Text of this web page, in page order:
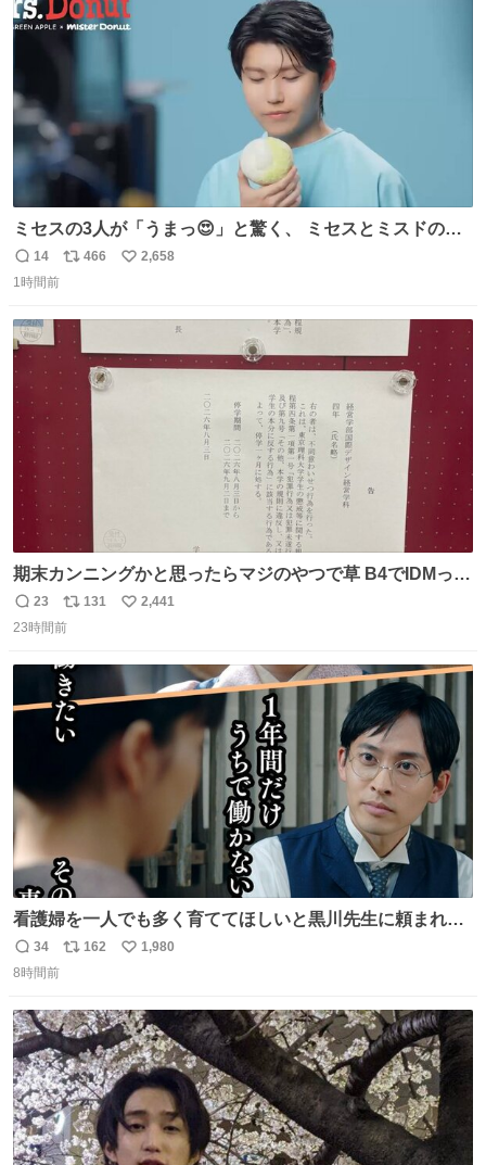
数
ミセスの3人が「うまっ😍」と驚く、 ミセスとミスドのコ
ラボドーナツ🍏🍩 その味わいとは....！？ 『Mrs.
返
信
14
リ
数
466
い
2,658
1時間前
期末カンニングかと思ったらマジのやつで草 B4でIDMって
ことはおそらく就職だし、内定取り消し？ それと夏休み期
間の停学って無意味じゃね？
返
信
23
リ
ポ
ト
数
131
い
数
2,441
23時間前
看護婦を一人でも多く育ててほしいと黒川先生に頼まれ、
１年間だけ黒川病院で働くことにしたりん。 直美はその１
年間で恵風看護婦会を立て直すと話しました。 👇このシー
る 見上愛 上坂樹里 平埜生成
返
信
34
リ
ト
数
162
い
数
1,980
8時間前